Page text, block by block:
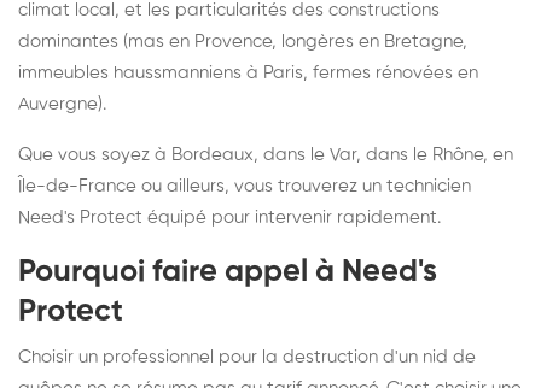
climat local, et les particularités des constructions
dominantes (mas en Provence, longères en Bretagne,
immeubles haussmanniens à Paris, fermes rénovées en
Auvergne).
Que vous soyez à Bordeaux, dans le Var, dans le Rhône, en
Île-de-France ou ailleurs, vous trouverez un technicien
Need's Protect équipé pour intervenir rapidement.
Pourquoi faire appel à Need's
Protect
Choisir un professionnel pour la destruction d'un nid de